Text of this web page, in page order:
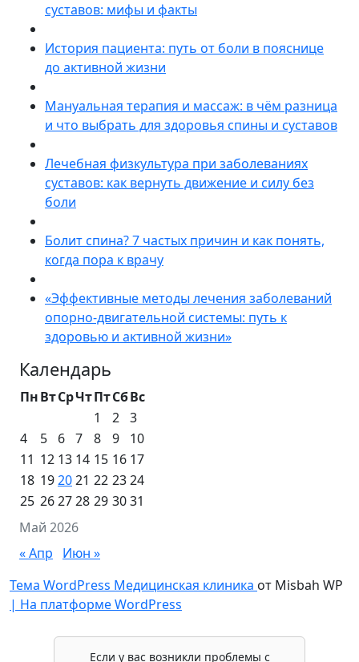
суставов: мифы и факты
История пациента: путь от боли в пояснице
до активной жизни
Мануальная терапия и массаж: в чём разница
и что выбрать для здоровья спины и суставов
Лечебная физкультура при заболеваниях
суставов: как вернуть движение и силу без
боли
Болит спина? 7 частых причин и как понять,
когда пора к врачу
«Эффективные методы лечения заболеваний
опорно-двигательной системы: путь к
здоровью и активной жизни»
Календарь
Май 2026
ПнВтСрЧтПтСбВс
1
2 3
4
5 6 7 8 9
10
11 12 13 14 15 16 17
18 192021 22 2324
25 262728 29 3031
« Апр
Июн »
Тема WordPress Медицинская клиника от Misbah WP
| На платформе WordPress
Если у вас возникли проблемы с